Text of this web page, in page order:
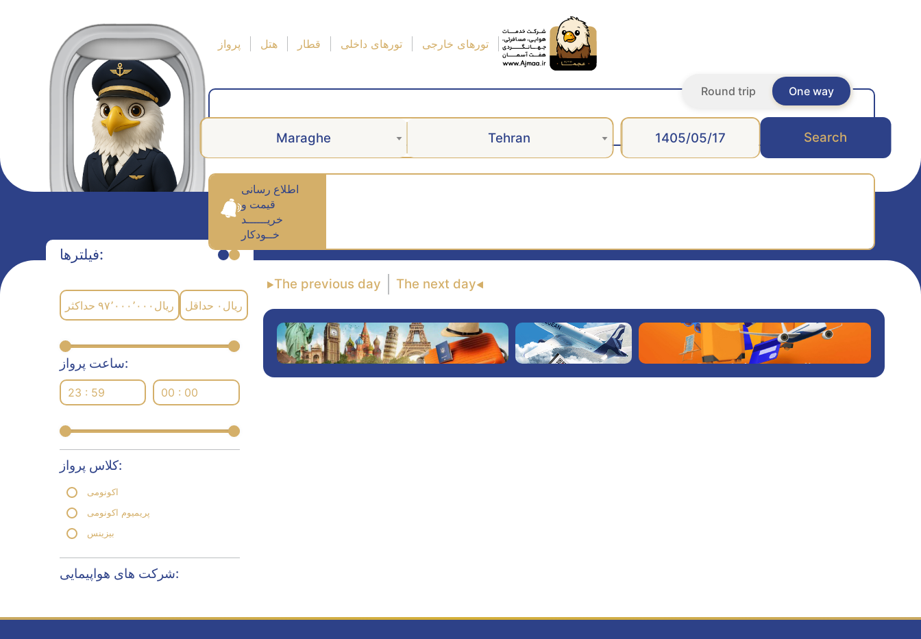
پرواز هتل قطار تورهای داخلی تورهای خارجی
One way
Round trip
Maraghe Tehran Search
اطلاع رسانی
قیمت و
خریــــــد
خــودکار
فیلترها:
حداکثر ۹۷٬۰۰۰٬۰۰۰ ریال حداقل ۰ ریال
ساعت پرواز:
23 : 59 00 : 00
کلاس پرواز:
اکونومی
پریمیوم اکونومی
بیزینس
شرکت های هواپیمایی:
The previous day The next day